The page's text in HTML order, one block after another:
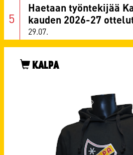
29.07.
Haetaan työntekijää
kauden 2026-27
KALPA